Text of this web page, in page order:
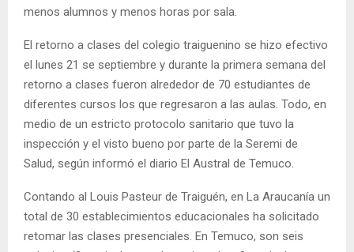
menos alumnos y menos horas por sala.
El retorno a clases del colegio traiguenino se hizo efectivo
el lunes 21 se septiembre y durante la primera semana del
retorno a clases fueron alrededor de 70 estudiantes de
diferentes cursos los que regresaron a las aulas. Todo, en
medio de un estricto protocolo sanitario que tuvo la
inspección y el visto bueno por parte de la Seremi de
Salud, según informó el diario El Austral de Temuco.
Contando al Louis Pasteur de Traiguén, en La Araucanía un
total de 30 establecimientos educacionales ha solicitado
retomar las clases presenciales. En Temuco, son seis